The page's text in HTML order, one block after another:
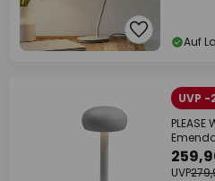
Auf
UVP
UVP